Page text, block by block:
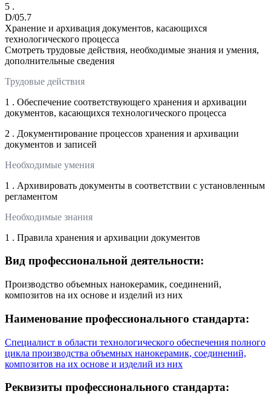
5 .
D/05.7
Хранение и архивация документов, касающихся
технологического процесса
Смотреть трудовые действия, необходимые знания и умения,
дополнительные сведения
Трудовые действия
1 . Обеспечение соответствующего хранения и архивации
документов, касающихся технологического процесса
2 . Документирование процессов хранения и архивации
документов и записей
Необходимые умения
1 . Архивировать документы в соответствии с установленным
регламентом
Необходимые знания
1 . Правила хранения и архивации документов
Вид профессиональной деятельности:
Производство объемных нанокерамик, соединений,
композитов на их основе и изделий из них
Наименование профессионального стандарта:
Специалист в области технологического обеспечения полного
цикла производства объемных нанокерамик, соединений,
композитов на их основе и изделий из них
Реквизиты профессионального стандарта: